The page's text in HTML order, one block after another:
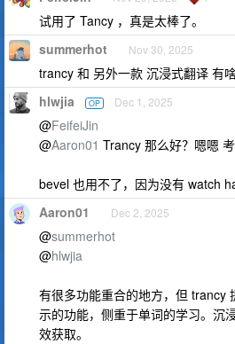
试用了 Tancy ，真是太棒了。
summerhot Nov 30, 2025
trancy 和 另外一款 沉浸式翻译 有
hlwjia OP Dec 1, 2025
@FeifeiJin
@Aaron01 Trancy 那么好？嗯嗯 考
bevel 也用不了，因为没有 watch
Aaron01 Dec 2, 2025
@summerhot
@hlwjia
有很多功能重合的地方，但 trancy
示的功能，侧重于单词的学习。沉
效获取。